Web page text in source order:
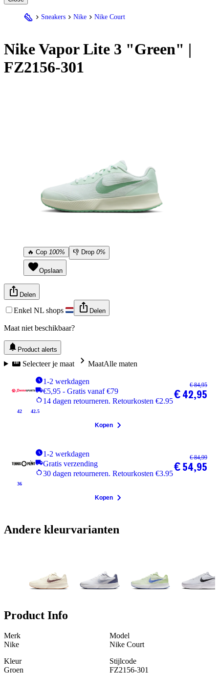
Sneakers Nike Nike Court
NikeVapor Lite 3 "Green" |
FZ2156-301
🔥 Cop 100% 👎 Drop 0%
Opslaan
Delen
Enkel NL shops Delen
Maat niet beschikbaar?
Product alerts
Selecteer je maat MaatAlle maten
1-2 werkdagen
€5,95 - Gratis vanaf €79
14 dagen retourneren. Retourkosten €2.95
42 42.5
€ 84,95
€ 42,95
Kopen
1-2 werkdagen
Gratis verzending
30 dagen retourneren. Retourkosten €3.95
36
€ 84,99
€ 54,95
Kopen
Andere kleurvarianten
Product Info
Merk
Nike
Model
Nike Court
Kleur
Groen
Stijlcode
FZ2156-301